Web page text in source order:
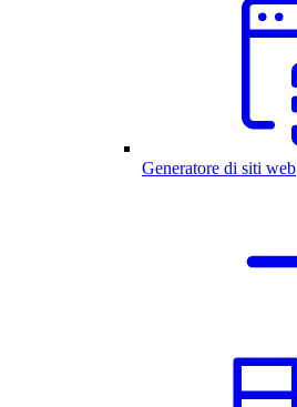
Generatore di siti web